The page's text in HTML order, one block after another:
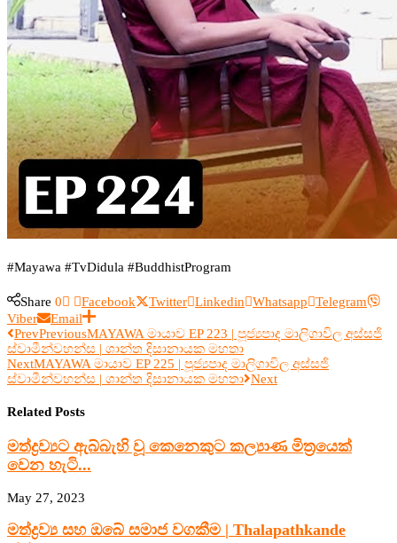
#Mayawa #TvDidula #BuddhistProgram
Share 0 Facebook Twitter Linkedin Whatsapp
Telegram
Viber
Email
PrevPreviousMAYAWA මායාව EP 223 | පූජ්‍යපාද මාලිගාවිල අස්සජි
ස්වාමීන්වහන්ස | ශාන්ත දිසානායක මහතා
NextMAYAWA මායාව EP 225 | පූජ්‍යපාද මාලිගාවිල අස්සජි
ස්වාමීන්වහන්ස | ශාන්ත දිසානායක මහතා Next
Related Posts
මත්ද්‍රව්‍යට ඇබ්බැහි වූ කෙනෙකුට කල්‍යාණ මිත්‍රයෙක්
වෙන හැටි...
May 27, 2023
මත්ද්‍රව්‍ය සහ ඔබේ සමාජ වගකීම | Thalapathkande